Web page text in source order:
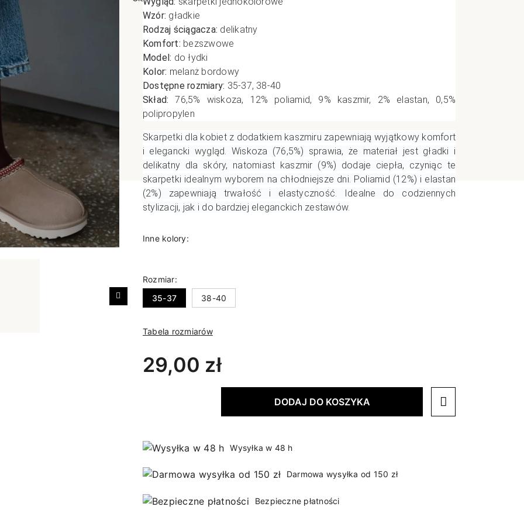
OPAKOWANIA
XL
Antypoślizgowe
Do spania
Rozmiar XL
Wzorowane
NOWOŚCI
Następny
Wzór: gładkie
Rodzaj ściągacza: delikatny
Komfort: bezszwowe
Model: do łydki
Kolor: melanż bordowy
Dostępne rozmiary: 35-37, 38-40
Skład: 76,5% wiskoza, 12% poliamid, 9% kaszmir, 2% elastan, 0,5%
polipropylen
Skarpetki dla kobiet z dodatkiem kaszmiru zapewniają wyjątkowy komfort
i elegancki wygląd. Wiskoza (76,5%) sprawia, że materiał jest gładki i
delikatny dla skóry, natomiast kaszmir (9%) dodaje ciepła, czyniąc te
skarpetki idealnym wyborem na chłodniejsze dni. Poliamid (12%) i elastan
(2%) zapewniają trwałość i elastyczność. Idealne do codziennych
stylizacji, jak i do bardziej eleganckich zestawów.
Inne kolory:
Rozmiar:
35-37
38-40
Tabela rozmiarów
29,00 zł
DODAJ DO KOSZYKA
Wysyłka w 48 h
Darmowa wysyłka od 150 zł
Bezpieczne płatności